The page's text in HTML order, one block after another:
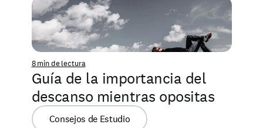
8 min de lectura
Guía de la importancia del
descanso mientras opositas
Consejos de Estudio